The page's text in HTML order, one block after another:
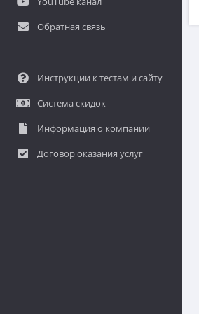
Обратная связь
Инструкции к тестам и сайту
Система скидок
Информация о компании
Договор оказания услуг